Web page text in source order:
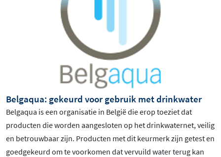
Belgaqua: gekeurd voor gebruik met drinkwater
Belgaqua is een organisatie in België die erop toeziet dat
producten die worden aangesloten op het drinkwaternet, veilig
en betrouwbaar zijn. Producten met dit keurmerk zijn getest en
goedgekeurd om te voorkomen dat vervuild water terug kan